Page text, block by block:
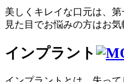
美しくキレイな口元は、第
見た目でお悩みの方はお気
インプラント